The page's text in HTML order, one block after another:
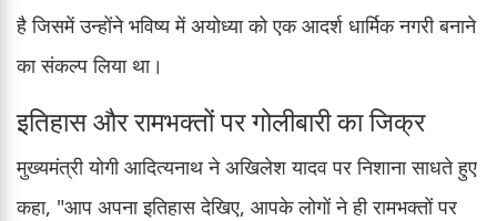
है जिसमें उन्होंने भविष्य में अयोध्या को एक आदर्श धार्मिक नगरी बनाने
का संकल्प लिया था।
इतिहास और रामभक्तों पर गोलीबारी का जिक्र
मुख्यमंत्री योगी आदित्यनाथ ने अखिलेश यादव पर निशाना साधते हुए
कहा, "आप अपना इतिहास देखिए, आपके लोगों ने ही रामभक्तों पर